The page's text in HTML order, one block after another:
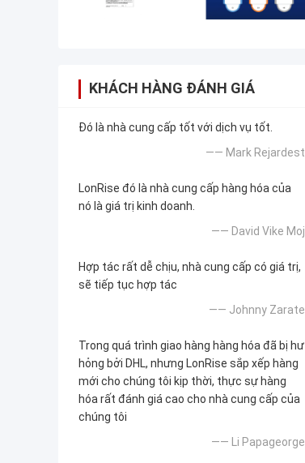
KHÁCH HÀNG ĐÁNH GIÁ
Đó là nhà cung cấp tốt với dịch vụ tốt.
—— Mark Rejardest
LonRise đó là nhà cung cấp hàng hóa của
nó là giá trị kinh doanh.
—— David Vike Moj
Hợp tác rất dễ chịu, nhà cung cấp có giá trị,
sẽ tiếp tục hợp tác
—— Johnny Zarate
Trong quá trình giao hàng hàng hóa đã bị hư
hỏng bởi DHL, nhưng LonRise sắp xếp hàng
mới cho chúng tôi kịp thời, thực sự hàng
hóa rất đánh giá cao cho nhà cung cấp của
chúng tôi
—— Li Papageorge